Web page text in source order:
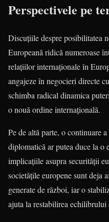
Perspectivele pe
Discuțiile despre posibilitatea
Europeană ridică numeroase
relațiilor internaționale în
angajeze în negocieri directe
schimba radical dinamica
o nouă ordine internațională.
Pe de altă parte, o continuare
diplomatică ar putea duce la o
implicațiile asupra securității
societățile europene sunt deja
generate de război, iar o
ajuta la restabilirea echilibrului